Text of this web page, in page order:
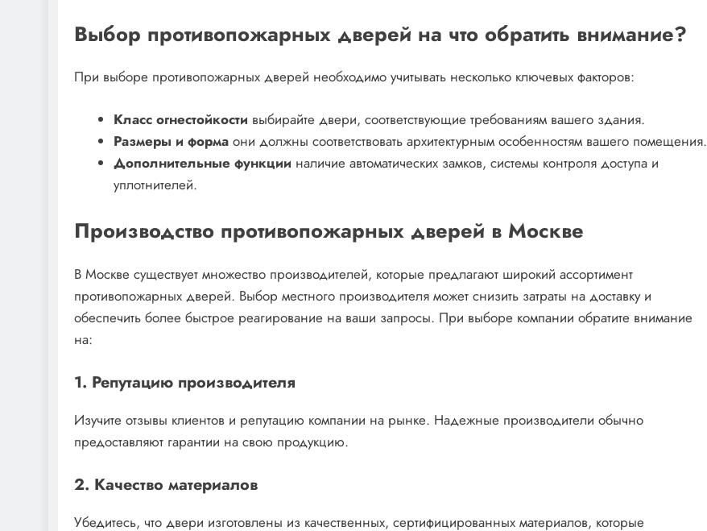
Выбор противопожарных дверей на что обратить внимание?
При выборе противопожарных дверей необходимо учитывать несколько ключевых факторов:
Класс огнестойкости выбирайте двери, соответствующие требованиям вашего здания.
Размеры и формаони должны соответствовать архитектурным особенностям вашего помещения.
Дополнительные функции наличие автоматических замков, системы контроля доступа и
уплотнителей.
Производство противопожарных дверей в Москве
В Москве существует множество производителей, которые предлагают широкий ассортимент
противопожарных дверей. Выбор местного производителя может снизить затраты на доставку и
обеспечить более быстрое реагирование на ваши запросы. При выборе компании обратите внимание
на:
1. Репутацию производителя
Изучите отзывы клиентов и репутацию компании на рынке. Надежные производители обычно
предоставляют гарантии на свою продукцию.
2. Качество материалов
Убедитесь, что двери изготовлены из качественных, сертифицированных материалов, которые